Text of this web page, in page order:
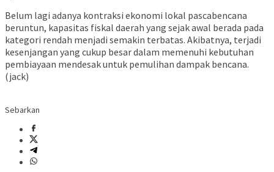
Belum lagi adanya kontraksi ekonomi lokal pascabencana
beruntun, kapasitas fiskal daerah yang sejak awal berada pada
kategori rendah menjadi semakin terbatas. Akibatnya, terjadi
kesenjangan yang cukup besar dalam memenuhi kebutuhan
pembiayaan mendesak untuk pemulihan dampak bencana.
(jack)
Sebarkan